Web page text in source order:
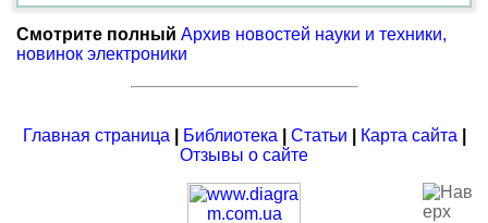
Смотрите полный Архив новостей науки и техники,
новинок электроники
Главная страница Библиотека Статьи Карта сайта
Отзывы о сайте